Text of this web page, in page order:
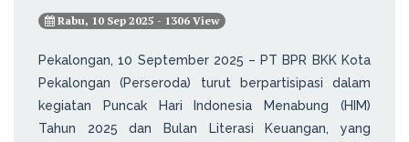
Rabu, 10 Sep 2025 - 1306 View
Pekalongan, 10 September 2025 – PT BPR BKK Kota
Pekalongan (Perseroda) turut berpartisipasi dalam
kegiatan Puncak Hari Indonesia Menabung (HIM)
Tahun 2025 dan Bulan Literasi Keuangan, yang